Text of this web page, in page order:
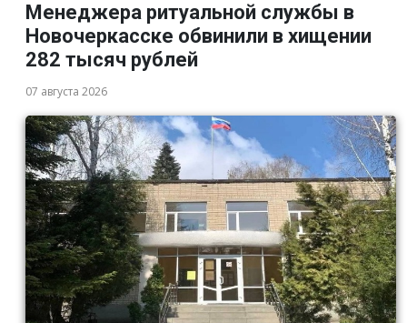
Менеджера ритуальной службы в
Новочеркасске обвинили в хищении
282 тысяч рублей
07 августа 2026